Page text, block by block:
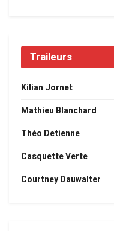
Traileurs
Kilian Jornet
Mathieu Blanchard
Théo Detienne
Casquette Verte
Courtney Dauwalter